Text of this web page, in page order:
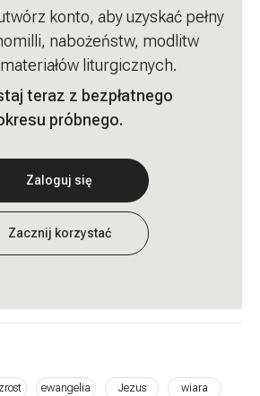
konto, aby uzyskać pełny
nabożeństw, modlitw
liturgicznych.
teraz z bezpłatnego
próbnego.
Zaloguj się
Zacznij korzystać
ewangelia Jezus wiara